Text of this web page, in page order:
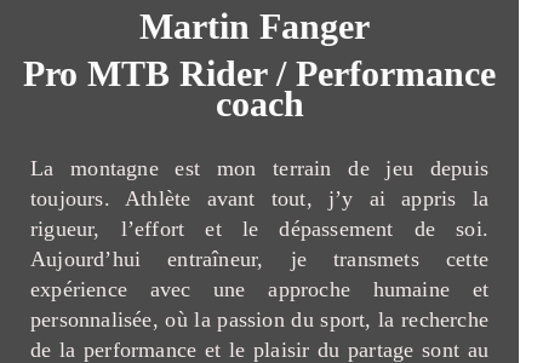
Martin Fanger
Pro MTB Rider / Performance
coach
La montagne est mon terrain de jeu depuis
toujours. Athlète avant tout, j’y ai appris la
rigueur, l’effort et le dépassement de soi.
Aujourd’hui entraîneur, je transmets cette
expérience avec une approche humaine et
personnalisée, où la passion du sport, la recherche
de la performance et le plaisir du partage sont au